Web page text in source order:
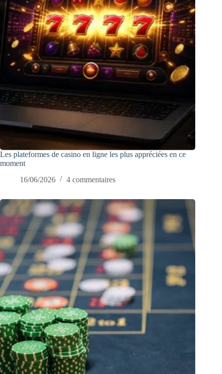
Les plateformes de casino en ligne les plus appréciées en ce
moment
16/06/2026
4 commentaires